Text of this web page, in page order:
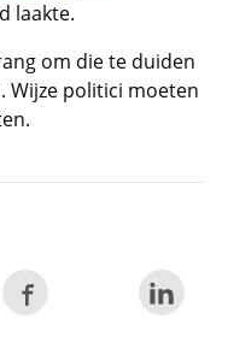
laakte.
om die te duiden
Wijze politici moeten